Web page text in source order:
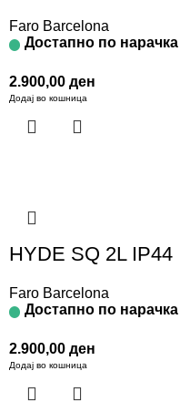
Faro Barcelona
Достапно по нарачка
2.900,00 ден
Додај во кошница
HYDE SQ 2L IP44
Faro Barcelona
Достапно по нарачка
2.900,00 ден
Додај во кошница